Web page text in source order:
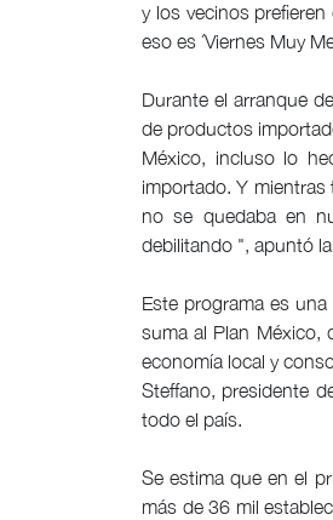
y los vecinos
eso es ´Viernes Muy
Durante el arranque
de productos
México, incluso lo
importado. Y
no se quedaba en
debilitando ", apuntó
Este programa es
suma al Plan México,
economía local y
Steffano, presidente
todo el país.
Se estima que en el
más de 36 mil